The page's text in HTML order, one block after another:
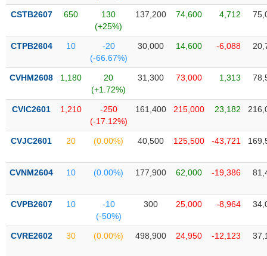
kỹ
Hồ
doanh
nghiệp
Tin
tức
kiện
CSTB2607 650
130
(+25%)
137,200 74,600 4,712
CTPB2604 10
-20
(-66.67%)
30,000 14,600 -6,088
CVHM2608 1,180
20
(+1.72%)
31,300 73,000 1,313
CVIC2601 1,210
-250
(-17.12%)
161,400 215,000 23,182
CVJC2601 20 (0.00%) 40,500 125,500 -43,721
CVNM2604 10 (0.00%) 177,900 62,000 -19,386
CVPB2607 10
-10
(-50%)
300 25,000 -8,964
CVRE2602 30 (0.00%) 498,900 24,950 -12,123
SECTOR
NĂNG
NGUYÊN
LIỆU
CÔNG